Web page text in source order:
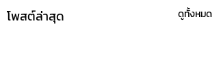
โพสต์ล่าสุด ดูทั้งหมด